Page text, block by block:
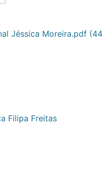
Jéssica Moreira.pdf
Filipa Freitas